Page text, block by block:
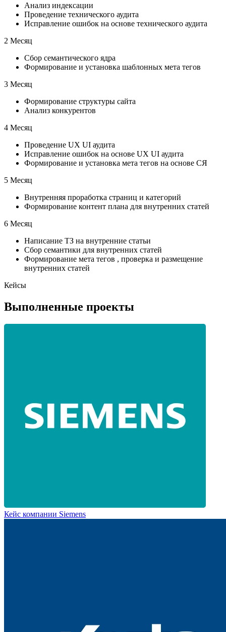
Анализ индексации
Проведение технического аудита
Исправление ошибок на основе технического аудита
2 Месяц
Сбор семантического ядра
Формирование и установка шаблонных мета тегов
3 Месяц
Формирование структуры сайта
Анализ конкурентов
4 Месяц
Проведение UX UI аудита
Исправление ошибок на основе UX UI аудита
Формирование и установка мета тегов на основе СЯ
5 Месяц
Внутренняя проработка страниц и категорий
Формирование контент плана для внутренних статей
6 Месяц
Написание ТЗ на внутренние статьи
Сбор семантики для внутренних статей
Формирование мета тегов , проверка и размещение
внутренних статей
Кейсы
Выполненные проекты
Кейс компании Siemens